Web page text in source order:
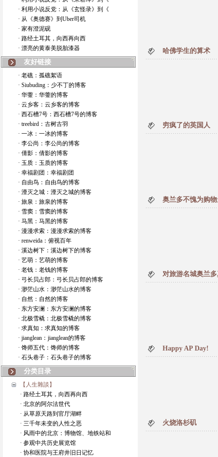
· 利用小说反党：从《玄怪录》到《
· 从《奥德赛》到Uber司机
· 家有澄泥砚
· 路经土耳其，向西再向西
· 漂亮的黄泰美脱胎漆器
友好链接
· 老礁：孤礁絮语
· Siubuding：少不丁的博客
· 华蓥：华蓥的博客
· 云乡客：云乡客的博客
· 西石槽7号：西石槽7号的博客
· treebird：古树古羽
· 一冰：一冰的博客
· 李公尚：李公尚的博客
· 倩影：倩影的博客
· 玉质：玉质的博客
· 幸福剧团：幸福剧团
· 自由鸟：自由鸟的博客
· 湮灭之城：湮灭之城的博客
· 旅泉：旅泉的博客
· 雪窦：雪窦的博客
· 马黑：马黑的博客
· 漫漫求索：漫漫求索的博客
· renweida：俯视百年
· 溪边树下：溪边树下的博客
· 艺萌：艺萌的博客
· 老钱：老钱的博客
· 弓长贝占郎：弓长贝占郎的博客
· 渺茫山水：渺茫山水的博客
· 自然：自然的博客
· 东方安澜：东方安澜的博客
· 北极雪橇：北极雪橇的博客
· 求真知：求真知的博客
· jianglean：jianglean的博客
· 馋师五代：馋师的博客
· 石头巷子：石头巷子的博客
分类目录
【人生雜談】
· 路经土耳其，向西再向西
· 北京的阿尔法世代
· 从草原天路到官厅湖畔
· 三千年未变的人性之恶
· 风雨中的北京：博物馆、地铁站和
· 参观中共历史展览馆
· 协和医院与王府井旧日记忆
哈佛学生的算术
穷疯了的英国人
奥兰多不愧为购
对旅游名城奥兰
Happy AP Day!
火烧洛杉矶